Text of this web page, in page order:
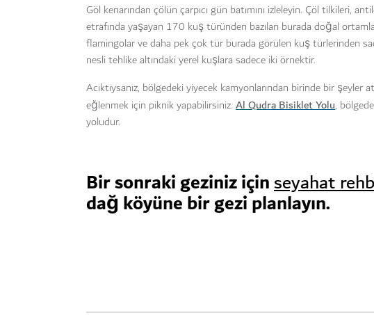
Göl kenarından çölün çarpıcı gün batımını izleleyin. Çöl tilkileri,
etrafında yaşayan 170 kuş türünden bazıları burada doğal
flamingolar ve daha pek çok tür burada görülen kuş türlerinden
nesli tehlike altındaki yerel kuşlara sadece iki örnektir.
Acıktıysanız, bölgedeki yiyecek kamyonlarından birinde bir şeyler
eğlenmek için piknik yapabilirsiniz. Al Qudra Bisiklet Yolu,
yoludur.
Bir sonraki geziniz içinseyahat
dağ köyüne bir gezi planlayın.